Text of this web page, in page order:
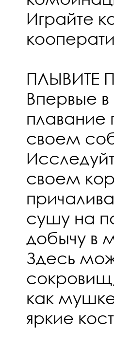
Играйте
Впервые в
своем
своем
сушу на
добычу в
Здесь
как
яркие